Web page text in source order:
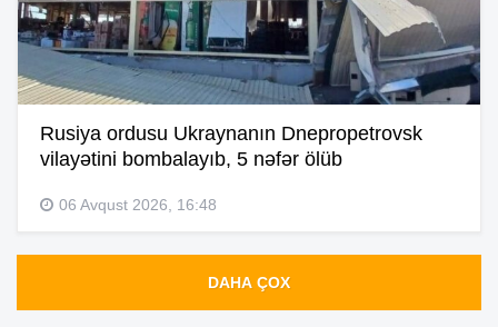
Rusiya ordusu Ukraynanın Dnepropetrovsk
vilayətini bombalayıb, 5 nəfər ölüb
06 Avqust 2026, 16:48
DAHA ÇOX